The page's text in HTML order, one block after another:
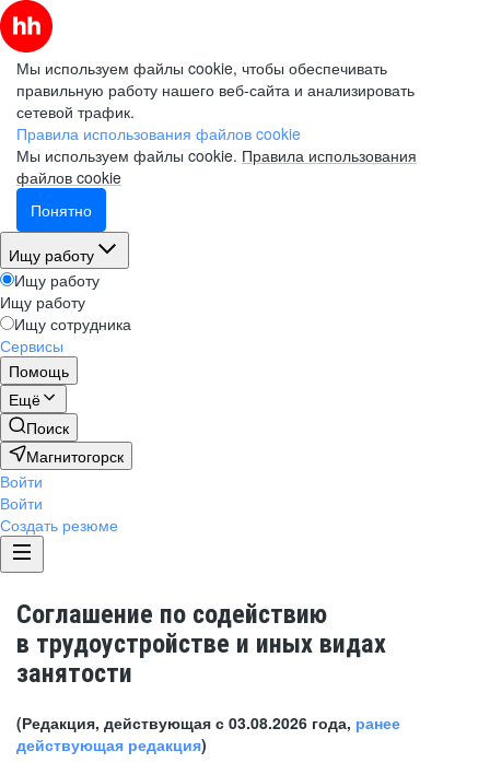
Мы используем файлы cookie, чтобы обеспечивать
правильную работу нашего веб-сайта и анализировать
сетевой трафик.
Правила использования файлов cookie
Мы используем файлы cookie. Правила использования
файлов cookie
Понятно
Ищу работу
Ищу работу
Ищу работу
Ищу сотрудника
Сервисы
Помощь
Ещё
Поиск
Магнитогорск
Войти
Войти
Создать резюме
Соглашение по содействию
в трудоустройстве и иных видах
занятости
(Редакция, действующая с 03.08.2026 года, ранее
действующая редакция)